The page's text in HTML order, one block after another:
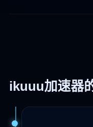
ikuuu加速器